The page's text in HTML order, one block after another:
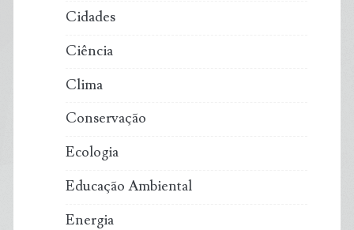
Cidades
Ciência
Clima
Conservação
Ecologia
Educação Ambiental
Energia